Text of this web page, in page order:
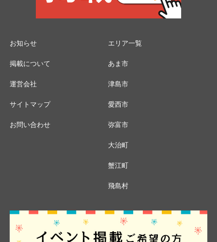
お知らせ
掲載について
運営会社
サイトマップ
お問い合わせ
エリア一覧
あま市
津島市
愛西市
弥富市
大治町
蟹江町
飛島村